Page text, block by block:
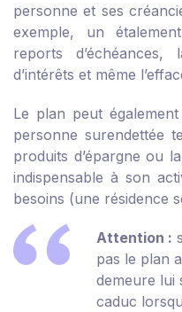
personne et ses
exemple, un
reports
d’intérêts et même
Le plan peut
personne surendettée
produits d’épargne ou
indispensable à son
besoins (une résidence
Attention :
pas le plan
demeure lui
caduc